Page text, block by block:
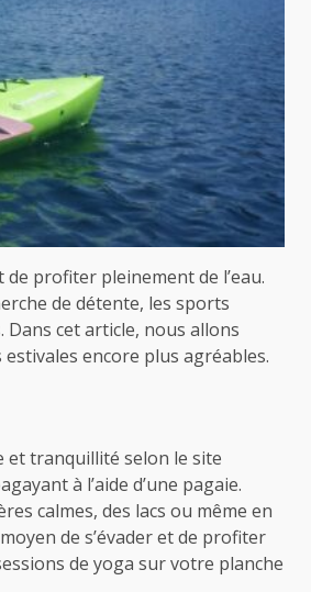
profiter pleinement de l’eau.
de détente, les sports
cet article, nous allons
encore plus agréables.
et tranquillité selon le site
à l’aide d’une pagaie.
calmes, des lacs ou même en
de s’évader et de profiter
de yoga sur votre planche